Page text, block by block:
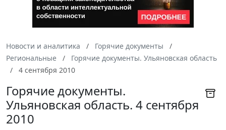
Новости и аналитика
Горячие документы
Региональные
Горячие документы. Ульяновская область
4 сентября 2010
Горячие документы.
Ульяновская область. 4 сентября
2010